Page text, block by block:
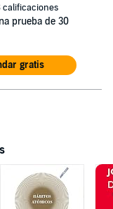
calificaciones
prueba de 30
gratis